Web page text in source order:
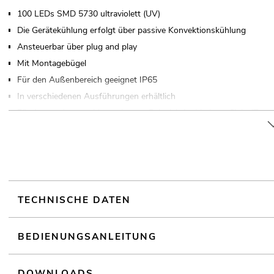
100 LEDs SMD 5730 ultraviolett (UV)
Die Gerätekühlung erfolgt über passive Konvektionskühlung
Ansteuerbar über plug and play
Mit Montagebügel
Für den Außenbereich geeignet IP65
In verschiedenen Ausführungen erhältlich
Für Anwendungsgebiete wie zum Beispiel: Architektur; Clubs/
TECHNISCHE DATEN
BEDIENUNGSANLEITUNG